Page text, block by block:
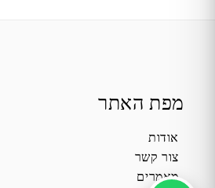
מפת האתר
אודות
צור קשר
מאמרים